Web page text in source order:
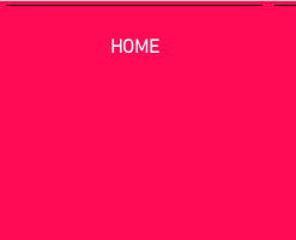
HOME